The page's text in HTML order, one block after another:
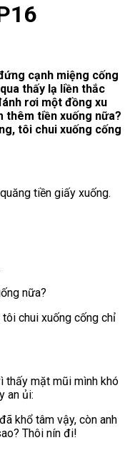
cạnh miệng cống
thấy lạ liền thắc
rơi một đồng xu
thêm tiền xuống nữa?
tôi chui xuống cống
tiền giấy xuống.
nữa?
chui xuống cống chỉ
mặt mũi mình khó
an ủi:
khổ tâm vậy, còn anh
Thôi nín đi!